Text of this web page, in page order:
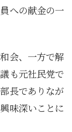
への献金の一
会、一方で解
も元社民党で
長でありなが
味深いことに